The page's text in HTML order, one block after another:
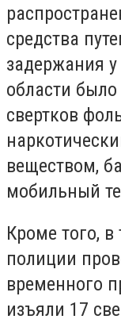
средства
задержания
области
свертков
веществом,
мобильный
Кроме того,
полиции
временного
изъяли 17